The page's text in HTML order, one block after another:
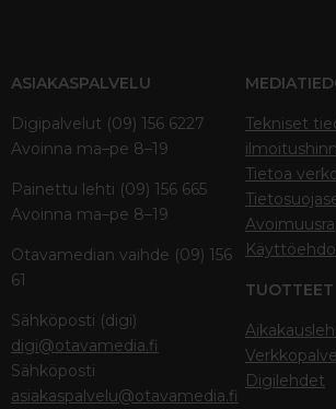
ASIAKASPALVELU
Digipalvelut (09) 156 6227
Avoinna ma–pe 8–19
Painettu lehti (09) 156 665
Avoinna ma–pe 8–19
Otavamedian vaihde (09) 156
61
Sähköposti (digi)
digi@otavamedia.fi
Sähköposti
asiakaspalvelu@otavamedia.fi
Tekniset
Tietoa
TUOTTEET
Digilehdet